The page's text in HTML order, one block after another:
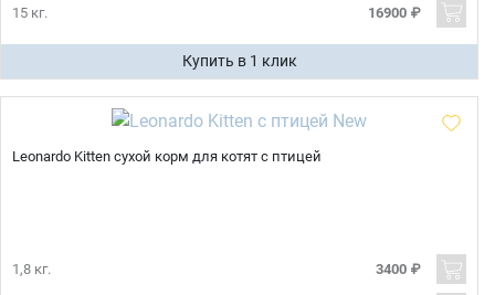
15 кг. 16900 ₽
Купить в 1 клик
Leonardo Kitten сухой корм для котят с птицей
1,8 кг. 3400 ₽